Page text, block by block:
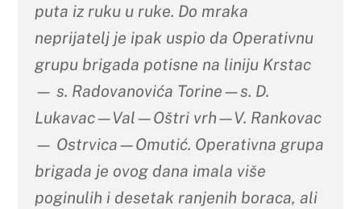
puta iz ruku u ruke. Do mraka
neprijatelj je ipak uspio da Operativnu
grupu brigada potisne na liniju Krstac
— s. Radovanovića Torine—s. D.
Lukavac—Val—Oštri vrh—V. Rankovac
— Ostrvica—Omutić. Operativna grupa
brigada je ovog dana imala više
poginulih i desetak ranjenih boraca, ali